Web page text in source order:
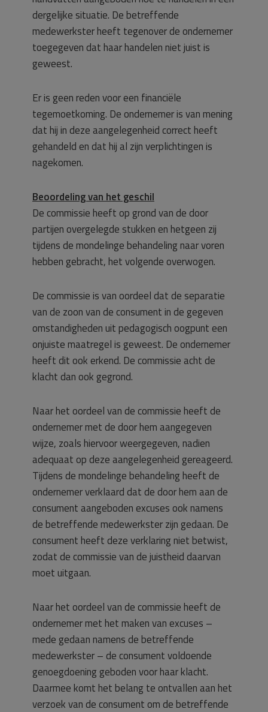
dergelijke situatie. De betreffende
medewerkster heeft tegenover de ondernemer
toegegeven dat haar handelen niet juist is
geweest.
Er is geen reden voor een financiële
tegemoetkoming. De ondernemer is van mening
dat hij in deze aangelegenheid correct heeft
gehandeld en dat hij al zijn verplichtingen is
nagekomen.
Beoordeling van het geschil
De commissie heeft op grond van de door
partijen overgelegde stukken en hetgeen zij
tijdens de mondelinge behandeling naar voren
hebben gebracht, het volgende overwogen.
De commissie is van oordeel dat de separatie
van de zoon van de consument in de gegeven
omstandigheden uit pedagogisch oogpunt een
onjuiste maatregel is geweest. De ondernemer
heeft dit ook erkend. De commissie acht de
klacht dan ook gegrond.
Naar het oordeel van de commissie heeft de
ondernemer met de door hem aangegeven
wijze, zoals hiervoor weergegeven, nadien
adequaat op deze aangelegenheid gereageerd.
Tijdens de mondelinge behandeling heeft de
ondernemer verklaard dat de door hem aan de
consument aangeboden excuses ook namens
de betreffende medewerkster zijn gedaan. De
consument heeft deze verklaring niet betwist,
zodat de commissie van de juistheid daarvan
moet uitgaan.
Naar het oordeel van de commissie heeft de
ondernemer met het maken van excuses –
mede gedaan namens de betreffende
medewerkster – de consument voldoende
genoegdoening geboden voor haar klacht.
Daarmee komt het belang te ontvallen aan het
verzoek van de consument om de betreffende